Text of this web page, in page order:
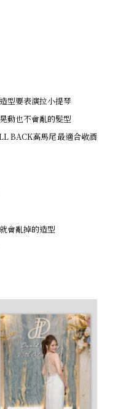
型要表演拉小提琴
動也不會亂的髮型
BACK高馬尾最適合敬酒
會亂掉的造型